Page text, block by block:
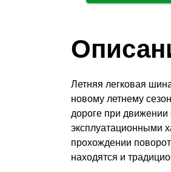
Летняя легковая
новому летнему
дороге при движении
эксплуатационными
прохождении
находятся и